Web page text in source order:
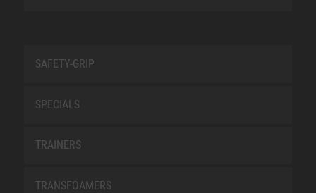
SAFETY-GRIP
SPECIALS
TRAINERS
TRANSFOAMERS